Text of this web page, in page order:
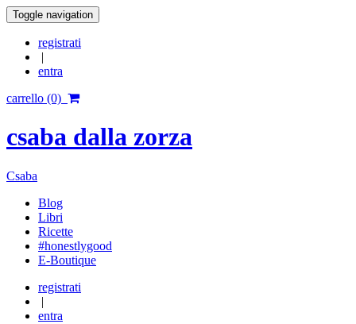
Toggle navigation
registrati
|
entra
carrello (0)
csaba dalla zorza
Csaba
Blog
Libri
Ricette
#honestlygood
E-Boutique
registrati
|
entra